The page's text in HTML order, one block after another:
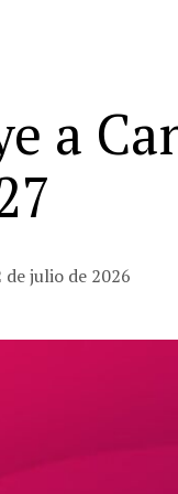
a
de julio de 2026